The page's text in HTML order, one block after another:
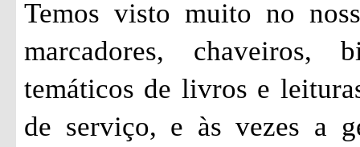
Temos visto muito no
marcadores, chaveiros,
temáticos de livros e
de serviço, e às vezes a